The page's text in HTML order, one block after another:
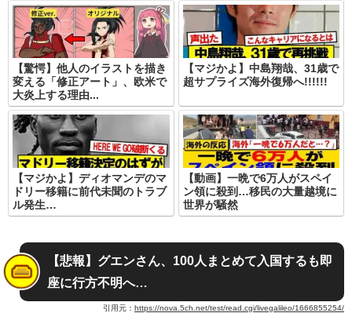
【驚愕】他人のイラストを描き
変える「修正アート」、欧米で
大炎上する理由...
【マジかよ】中島翔哉、31歳で
超サプライズ海外復帰へ!!!!!!
【マジかよ】ディオマンデのマ
ドリー移籍に前代未聞のトラブ
ル発生…
【動画】一晩で6万人がスペイ
ン領に殺到…移民の大量越境に
世界が騒然
【悲報】グエンさん、100人まとめて入国するも即
座に行方不明へ…
引用元： https://nova.5ch.net/test/read.cgi/livegalileo/1666855254/